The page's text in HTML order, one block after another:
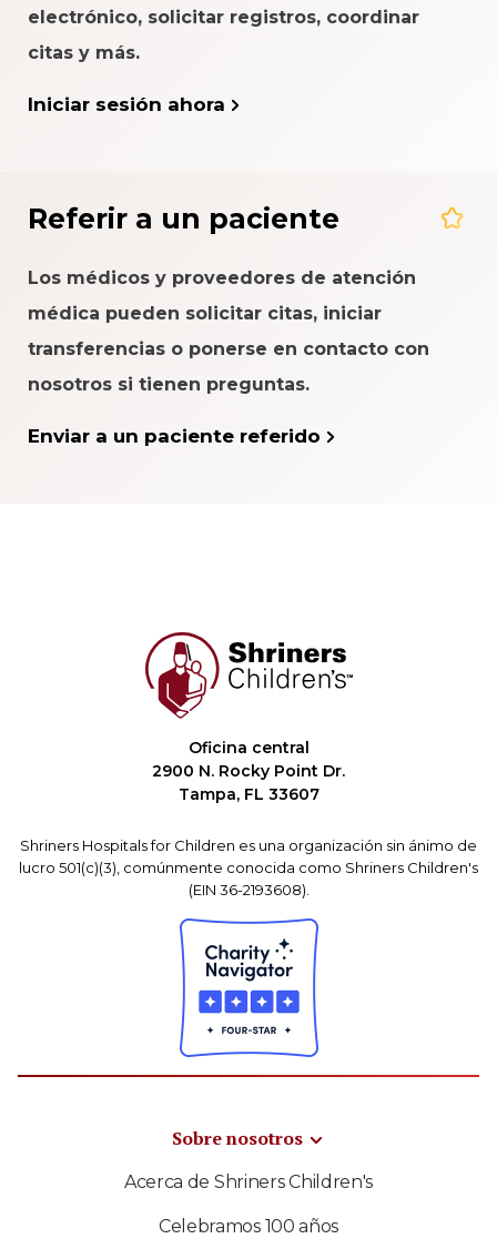
electrónico, solicitar registros, coordinar
citas y más.
Iniciar sesión ahora
Referir a un paciente
Los médicos y proveedores de atención
médica pueden solicitar citas, iniciar
transferencias o ponerse en contacto con
nosotros si tienen preguntas.
Enviar a un paciente referido
Oficina central
2900 N. Rocky Point Dr.
Tampa, FL 33607
Shriners Hospitals for Children es una organización sin ánimo de
lucro 501(c)(3), comúnmente conocida como Shriners Children's
(EIN 36-2193608).
Sobre nosotros
Acerca de Shriners Children's
Celebramos 100 años